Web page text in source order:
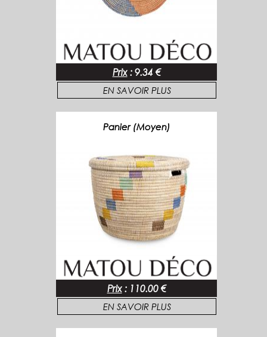
Prix : 9.34 €
EN SAVOIR PLUS
Panier (Moyen)
Prix : 110.00 €
EN SAVOIR PLUS